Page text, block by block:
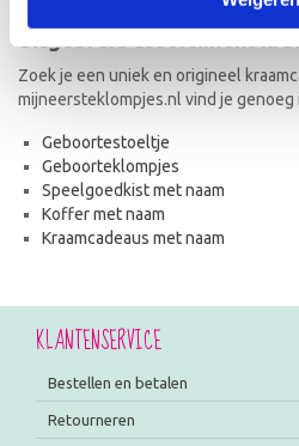
Zoek je een uniek en origineel
mijneersteklompjes.nl vind je genoeg
Geboortestoeltje
Geboorteklompjes
Speelgoedkist met naam
Koffer met naam
Kraamcadeaus met naam
KLANTENSERVICE
Bestellen en betalen
Retourneren